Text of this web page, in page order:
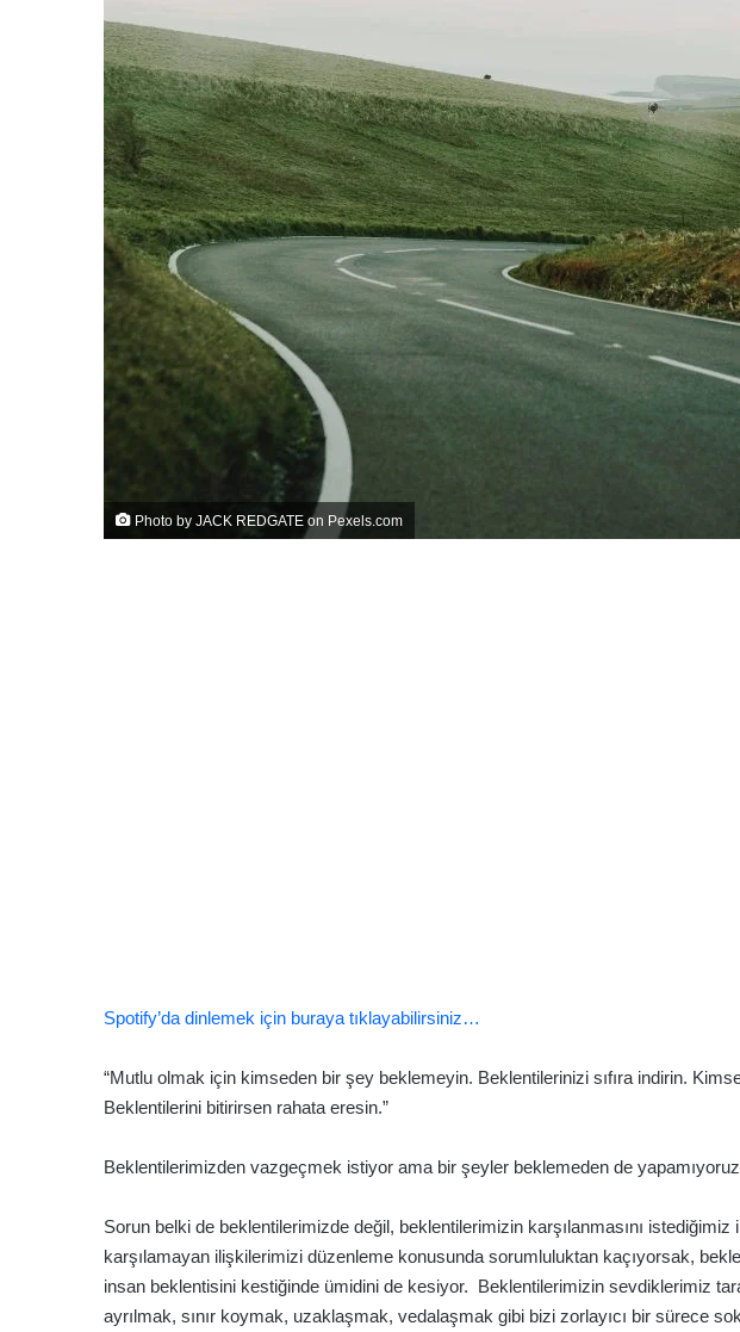
Photo by JACK REDGATE on Pexels.com
Spotify’da dinlemek için buraya tıklayabilirsiniz…
“Mutlu olmak için kimseden bir şey beklemeyin. Beklentilerinizi sıfıra indirin.
Beklentilerini bitirirsen rahata eresin.”
Beklentilerimizden vazgeçmek istiyor ama bir şeyler beklemeden de
Sorun belki de beklentilerimizde değil, beklentilerimizin karşılanmasını
karşılamayan ilişkilerimizi düzenleme konusunda sorumluluktan kaçıyorsak,
insan beklentisini kestiğinde ümidini de kesiyor. Beklentilerimizin sevdiklerimiz
ayrılmak, sınır koymak, uzaklaşmak, vedalaşmak gibi bizi zorlayıcı bir sürece